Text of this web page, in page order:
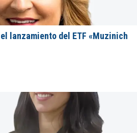
lanzamiento del ETF «Muzinich